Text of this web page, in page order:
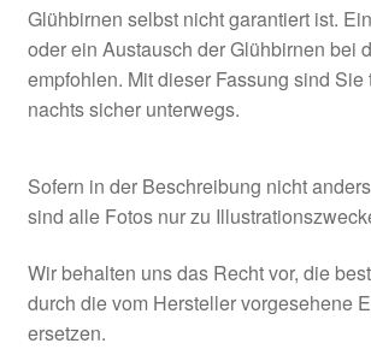
Glühbirnen selbst nicht garantiert ist.
oder ein Austausch der Glühbirnen bei
empfohlen. Mit dieser Fassung sind Sie
nachts sicher unterwegs.
Sofern in der Beschreibung nicht
sind alle Fotos nur zu
Wir behalten uns das Recht vor, die
durch die vom Hersteller vorgesehene
ersetzen.